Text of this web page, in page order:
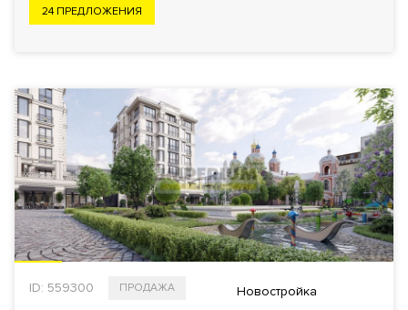
24 ПРЕДЛОЖЕНИЯ
ID: 559300 ПРОДАЖА Новостройка